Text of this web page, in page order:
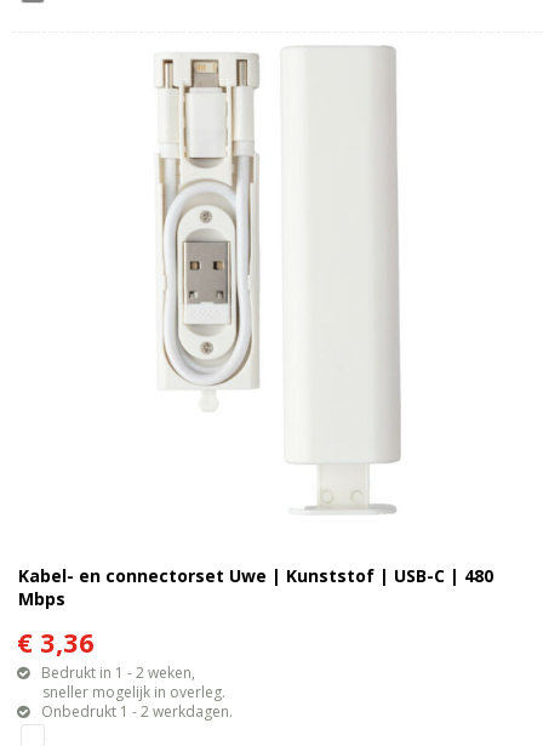
Kabel- en connectorset Uwe | Kunststof | USB-C | 480
Mbps
€ 3,36
Bedrukt in 1 - 2 weken,
sneller mogelijk in overleg.
Onbedrukt 1 - 2 werkdagen.